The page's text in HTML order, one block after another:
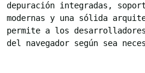
depuración integradas,
modernas y una sólida
permite a los
del navegador según sea